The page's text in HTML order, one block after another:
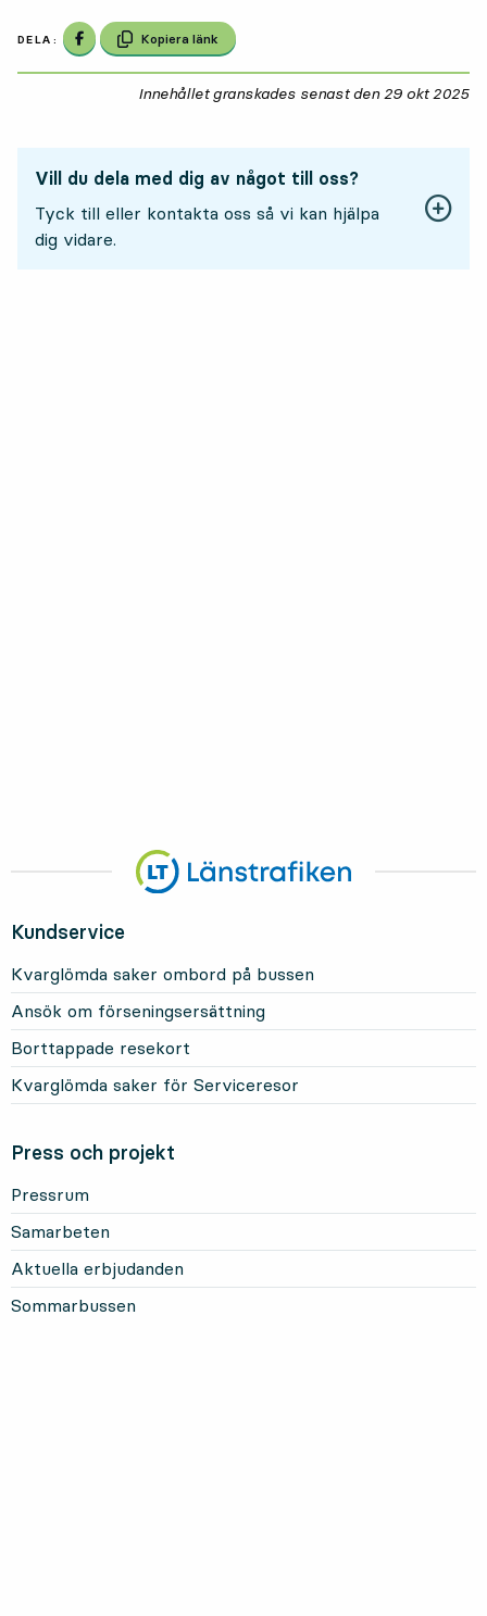
DELA: Dela på Facebook
Kopiera länk
Innehållet granskades senast den 29 okt 2025
Vill du dela med dig av något till oss?
Tyck till eller kontakta oss så vi kan hjälpa
dig vidare.
Kundservice
Kvarglömda saker ombord på bussen
Ansök om förseningsersättning
Borttappade resekort
Kvarglömda saker för Serviceresor
Press och projekt
Pressrum
Samarbeten
Aktuella erbjudanden
Sommarbussen